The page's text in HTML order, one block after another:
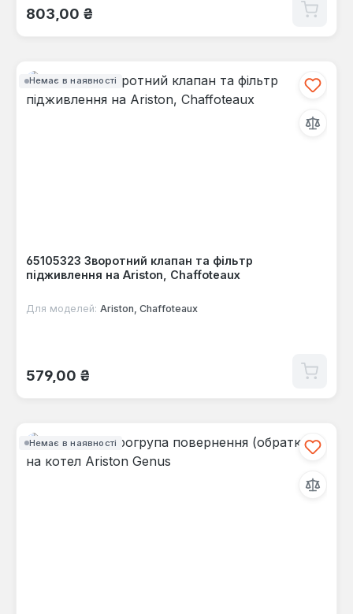
Звичайна ціна:
803,00 ₴
Немає в наявності
65105323 Зворотний клапан та фільтр
підживлення на Ariston, Chaffoteaux
Для моделей: Ariston, Chaffoteaux
Звичайна ціна:
579,00 ₴
Немає в наявності